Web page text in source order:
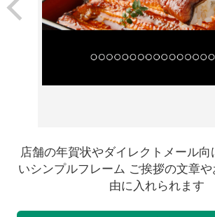
店舗の年賀状やダイレクトメール向
いシンプルフレーム ご挨拶の文章
由に入れられます